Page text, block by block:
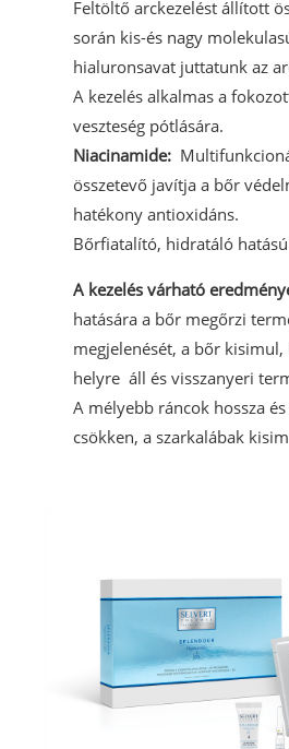
Feltöltő arckezelést állított
során kis-és nagy
hialuronsavat juttatunk az
A kezelés alkalmas a
veszteség pótlására.
Niacinamide:
összetevő javítja a bőr
hatékony antioxidáns.
Bőrfiatalító, hidratáló
A kezelés várható
hatására a bőr megőrzi
megjelenését, a bőr
helyre áll és visszanyeri
A mélyebb ráncok hossza
csökken, a szarkalábak